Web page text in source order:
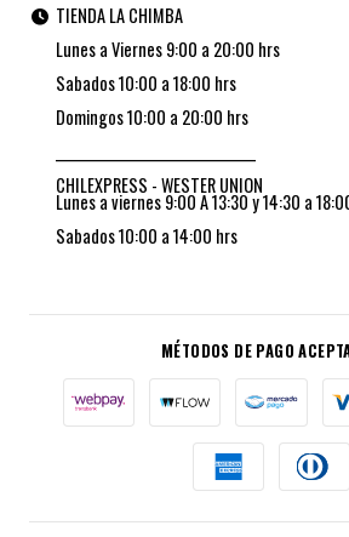
TIENDA LA CHIMBA
Lunes a Viernes 9:00 a 20:00 hrs
Sabados 10:00 a 18:00 hrs
Domingos 10:00 a 20:00 hrs
CHILEXPRESS - WESTER UNION
Lunes a viernes 9:00 A 13:30 y 14:30 a
Sabados 10:00 a 14:00 hrs
MÉTODOS DE PAGO